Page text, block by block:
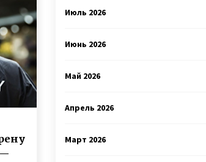
Июль 2026
Июнь 2026
Май 2026
Апрель 2026
Март 2026